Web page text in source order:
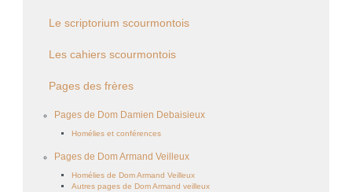
Le scriptorium scourmontois
Les cahiers scourmontois
Pages des frères
Pages de Dom Damien Debaisieux
Homélies et conférences
Pages de Dom Armand Veilleux
Homélies de Dom Armand Veilleux
Autres pages de Dom Armand veilleux